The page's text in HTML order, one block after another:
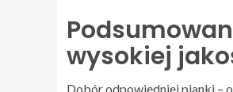
wysokiej
Dobór odpowiedniej pianki –